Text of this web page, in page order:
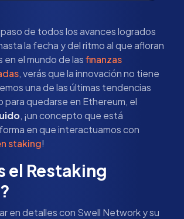
de todos los avances logrados
la fecha y del ritmo al que afloran
en el mundo de lasfinanzas
, verás que la innovación no tiene
una de las últimas tendencias
para quedarse en Ethereum, el
, ¡un concepto que está
en que interactuamos con
staking!
el Restaking
en detalles con Swell Network y su